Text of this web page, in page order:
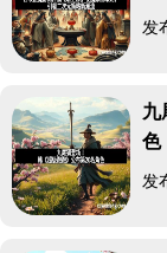
发
九
色
发